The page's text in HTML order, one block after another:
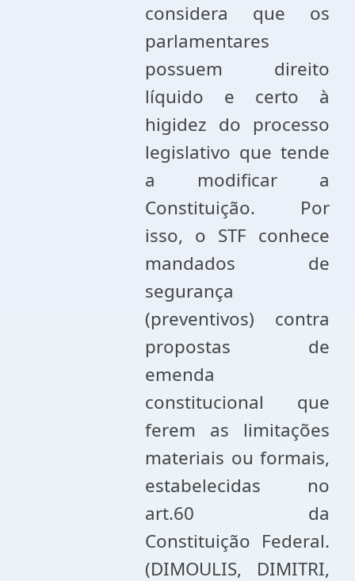
considera que os
parlamentares
possuem direito
líquido e certo à
higidez do processo
legislativo que tende
a modificar a
Constituição. Por
isso, o STF conhece
mandados de
segurança
(preventivos) contra
propostas de
emenda
constitucional que
ferem as limitações
materiais ou formais,
estabelecidas no
art.60 da
Constituição Federal.
(DIMOULIS, DIMITRI,